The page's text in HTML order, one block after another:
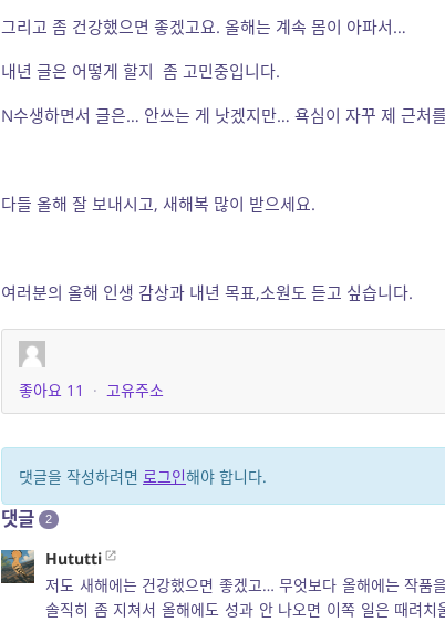
그리고 좀 건강했으면 좋겠고요. 올해는 계속 몸이 아파서…
내년 글은 어떻게 할지 좀 고민중입니다.
N수생하면서 글은… 안쓰는 게 낫겠지만… 욕심이 자꾸 제 근처
다들 올해 잘 보내시고, 새해복 많이 받으세요.
여러분의 올해 인생 감상과 내년 목표,소원도 듣고 싶습니다.
좋아요 11 · 고유주소
댓글을 작성하려면 로그인해야 합니다.
댓글 2
Hututti
저도 새해에는 건강했으면 좋겠고… 무엇보다 올해에는 작품
솔직히 좀 지쳐서 올해에도 성과 안 나오면 이쪽 일은 때려